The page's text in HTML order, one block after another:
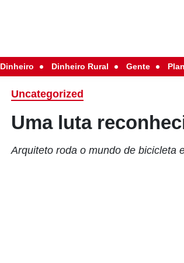
Dinheiro Dinheiro Rural Gente
Uncategorized
Uma luta
Arquiteto roda o mundo de bicicleta